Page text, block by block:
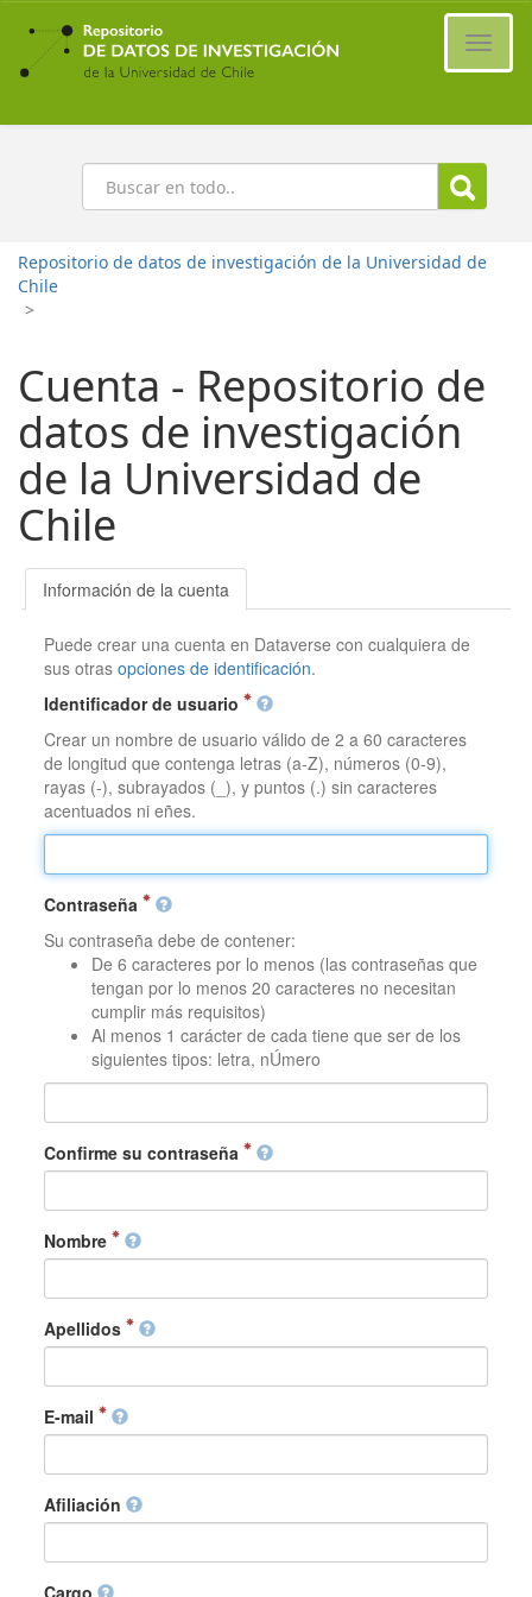
Ir
contenido
principal
Buscar
Repositorio de datos de investigación de la Universidad de
Chile
>
Cuenta - Repositorio de
datos de investigación
de la Universidad de
Chile
Información de la cuenta
Puede crear una cuenta en Dataverse con cualquiera de
sus otrasopciones de identificación.
Identificador de usuario
Crear un nombre de usuario válido de 2 a 60 caracteres
de longitud que contenga letras (a-Z), números (0-9),
rayas (-), subrayados (_), y puntos (.) sin caracteres
acentuados ni eñes.
Contraseña
Su contraseña debe de contener:
De 6 caracteres por lo menos (las contraseñas que
tengan por lo menos 20 caracteres no necesitan
cumplir más requisitos)
Al menos 1 carácter de cada tiene que ser de los
siguientes tipos: letra, nÚmero
Confirme su contraseña
Nombre
Apellidos
E-mail
Afiliación
Cargo